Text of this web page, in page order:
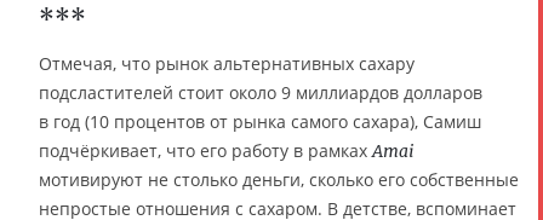
***
Отмечая, что рынок альтернативных сахару
подсластителей стоит около 9 миллиардов долларов
в год (10 процентов от рынка самого сахара), Самиш
подчёркивает, что его работу в рамках Amai
мотивируют не столько деньги, сколько его собственные
непростые отношения с сахаром. В детстве, вспоминает